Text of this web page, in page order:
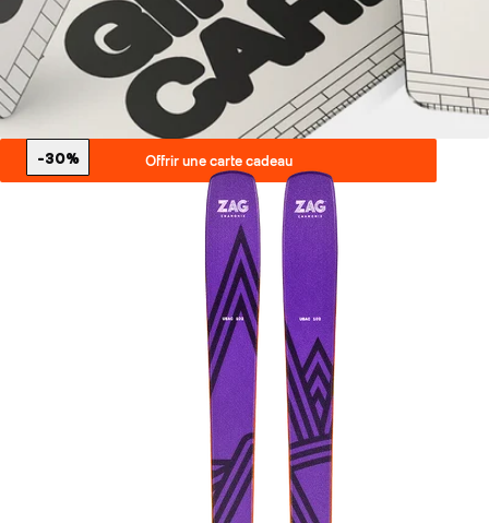
Offrir une carte cadeau
-30%